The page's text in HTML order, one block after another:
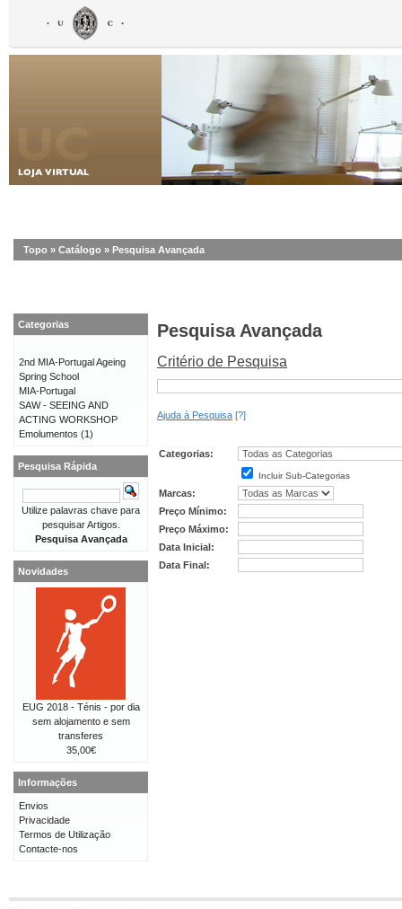
Topo » Catálogo » Pesquisa Avançada
Pesquisa Avançada
Critério de Pesquisa
Ajuda à Pesquisa [?]
Categorias:
Incluir Sub-Categorias
Marcas:
Preço Mínimo:
Preço Máximo:
Data Inicial:
Data Final:
Categorias
2nd MIA-Portugal Ageing
Spring School
MIA-Portugal
SAW - SEEING AND
ACTING WORKSHOP
Emolumentos (1)
Pesquisa Rápida
Utilize palavras chave para
pesquisar Artigos.
Pesquisa Avançada
Novidades
EUG 2018 - Ténis - por dia
sem alojamento e sem
transferes
35,00€
Informações
Envios
Privacidade
Termos de Utilização
Contacte-nos